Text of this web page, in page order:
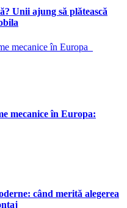
Unii ajung să plătească
mecanice în Europa:
când merită alegerea